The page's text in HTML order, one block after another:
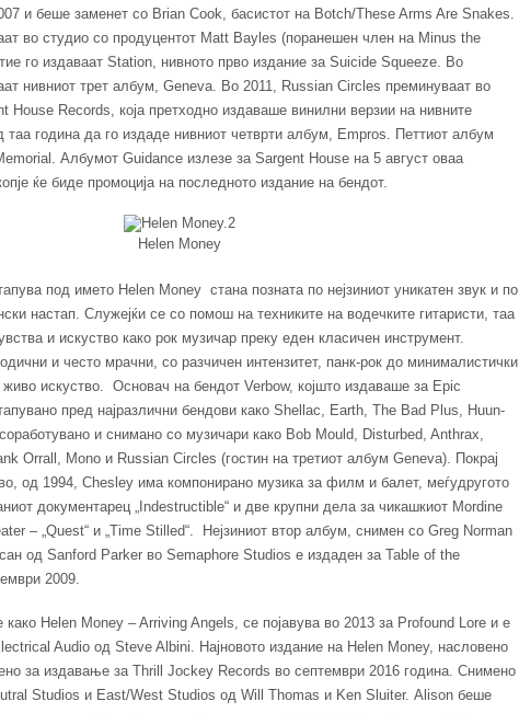
и беше заменет со Brian Cook, басистот на Botch/These Arms Are Snakes.
во студио со продуцентот Matt Bayles (поранешен член на Minus the
го издаваат Station, нивното прво издание за Suicide Squeeze. Во
нивниот трет албум, Geneva. Во 2011, Russian Circles преминуваат во
House Records, која претходно издаваше винилни верзии на нивните
таа година да го издаде нивниот четврти албум, Empros. Петтиот албум
Албумот Guidance излезе за Sargent House на 5 август оваа
ќе биде промоција на последното издание на бендот.
Helen Money
под името Helen Money стана позната по нејзиниот уникатен звук и по
настап. Служејќи се со помош на техниките на водечките гитаристи, таа
и искуство како рок музичар преку еден класичен инструмент.
и често мрачни, со разчичен интензитет, панк-рок до минималистички
искуство. Основач на бендот Verbow, којшто издаваше за Epic
пред најразлични бендови како Shellac, Earth, The Bad Plus, Huun-
и снимано со музичари како Bob Mould, Disturbed, Anthrax,
Orrall, Mono и Russian Circles (гостин на третиот албум Geneva). Покрај
од 1994, Chesley има компонирано музика за филм и балет, меѓудругото
документарец „Indestructible“ и две крупни дела за чикашкиот Mordine
– „Quest“ и „Time Stilled“. Нејзиниот втор албум, снимен со Greg Norman
од Sanford Parker во Semaphore Studios е издаден за Table of the
2009.
како Helen Money – Arriving Angels, се појавува во 2013 за Profound Lore и е
Audio од Steve Albini. Најновото издание на Helen Money, насловено
за издавање за Thrill Jockey Records во септември 2016 година. Снимено
Studios и East/West Studios од Will Thomas и Ken Sluiter. Alison беше